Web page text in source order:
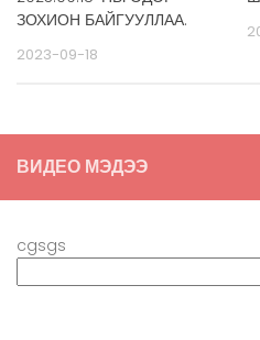
ЗОХИОН БАЙГУУЛЛАА.
2023-09-18
ВИДЕО МЭДЭЭ
cgsgs